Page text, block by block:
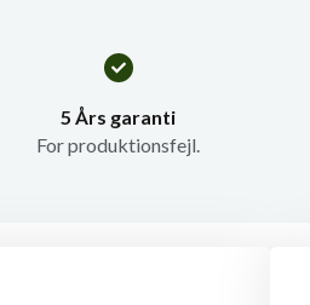
5 Års garanti
For produktionsfejl.